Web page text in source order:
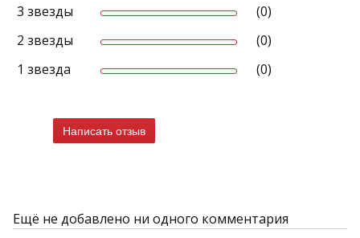
3 звезды
(0)
2 звезды
(0)
1 звезда
(0)
Написать отзыв
Ещё не добавлено ни одного комментария